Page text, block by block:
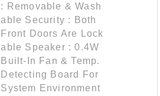
: Removable & Wash
able Security : Both
Front Doors Are Lock
able Speaker : 0.4W
Built-In Fan & Temp.
Detecting Board For
System Environment